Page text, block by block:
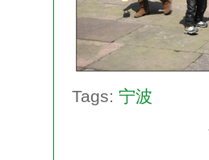
Tags: 宁波